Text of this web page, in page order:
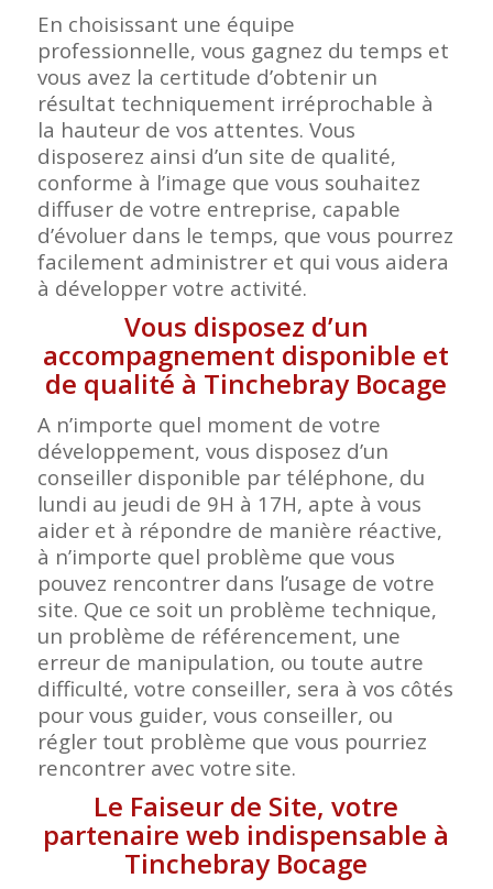
En choisissant une équipe
professionnelle, vous gagnez du temps et
vous avez la certitude d’obtenir un
résultat techniquement irréprochable à
la hauteur de vos attentes. Vous
disposerez ainsi d’un site de qualité,
conforme à l’image que vous souhaitez
diffuser de votre entreprise, capable
d’évoluer dans le temps, que vous pourrez
facilement administrer et qui vous aidera
à développer votre activité.
Vous disposez d’un
accompagnement disponible et
de qualité à Tinchebray Bocage
A n’importe quel moment de votre
développement, vous disposez d’un
conseiller disponible par téléphone, du
lundi au jeudi de 9H à 17H, apte à vous
aider et à répondre de manière réactive,
à n’importe quel problème que vous
pouvez rencontrer dans l’usage de votre
site. Que ce soit un problème technique,
un problème de référencement, une
erreur de manipulation, ou toute autre
difficulté, votre conseiller, sera à vos côtés
pour vous guider, vous conseiller, ou
régler tout problème que vous pourriez
rencontrer avec votre site.
Le Faiseur de Site, votre
partenaire web indispensable à
Tinchebray Bocage